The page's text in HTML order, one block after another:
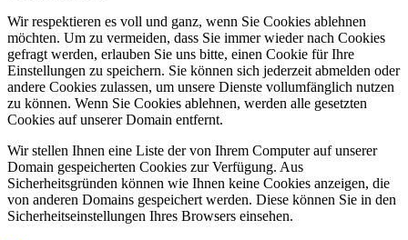
Wir respektieren es voll und ganz, wenn Sie Cookies ablehnen
möchten. Um zu vermeiden, dass Sie immer wieder nach Cookies
gefragt werden, erlauben Sie uns bitte, einen Cookie für Ihre
Einstellungen zu speichern. Sie können sich jederzeit abmelden oder
andere Cookies zulassen, um unsere Dienste vollumfänglich nutzen
zu können. Wenn Sie Cookies ablehnen, werden alle gesetzten
Cookies auf unserer Domain entfernt.
Wir stellen Ihnen eine Liste der von Ihrem Computer auf unserer
Domain gespeicherten Cookies zur Verfügung. Aus
Sicherheitsgründen können wie Ihnen keine Cookies anzeigen, die
von anderen Domains gespeichert werden. Diese können Sie in den
Sicherheitseinstellungen Ihres Browsers einsehen.